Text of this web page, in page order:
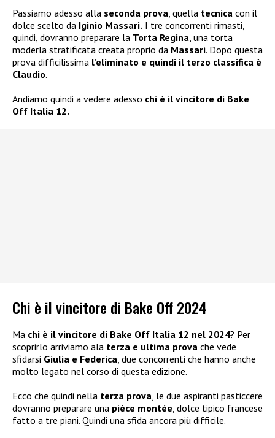
Passiamo adesso alla seconda prova, quella tecnica con il
dolce scelto da Iginio Massari. I tre concorrenti rimasti,
quindi, dovranno preparare la Torta Regina, una torta
moderla stratificata creata proprio da Massari. Dopo questa
prova difficilissima l’eliminato e quindi il terzo classifica è
Claudio.
Andiamo quindi a vedere adesso chi è il vincitore di Bake
Off Italia 12.
Chi è il vincitore di Bake Off 2024
Ma chi è il vincitore di Bake Off Italia 12 nel 2024? Per
scoprirlo arriviamo ala terza e ultima prova che vede
sfidarsi Giulia e Federica, due concorrenti che hanno anche
molto legato nel corso di questa edizione.
Ecco che quindi nella terza prova, le due aspiranti pasticcere
dovranno preparare una pièce montée, dolce tipico francese
fatto a tre piani. Quindi una sfida ancora più difficile.